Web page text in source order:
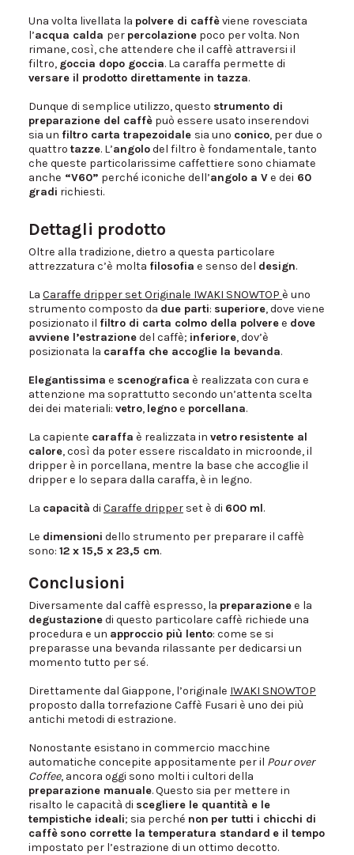
Una volta livellata la polvere di caffèviene rovesciata
l’acqua calda per percolazione poco per volta. Non
rimane, così, che attendere che il caffè attraversi il
filtro, goccia dopo goccia. La caraffa permette di
versare il prodotto direttamente in tazza.
Dunque di semplice utilizzo, questo strumento di
preparazione del caffè può essere usato inserendovi
sia un filtro carta trapezoidale sia uno conico, per due o
quattro tazze. L’angolodel filtro è fondamentale, tanto
che queste particolarissime caffettiere sono chiamate
anche “V60” perché iconiche dell’angolo a Ve dei 60
gradi richiesti.
Dettagli prodotto
Oltre alla tradizione, dietro a questa particolare
attrezzatura c’è molta filosofia e senso del design.
La Caraffe dripper set Originale IWAKI SNOWTOP è uno
strumento composto da due parti: superiore, dove viene
posizionato il filtro di carta colmo della polveree dove
avviene l’estrazionedel caffè; inferiore, dov’è
posizionata la caraffa che accoglie la bevanda.
Elegantissima e scenografica è realizzata con cura e
attenzione ma soprattutto secondo un’attenta scelta
dei dei materiali: vetro, legnoe porcellana.
La capiente caraffa è realizzata in vetro resistente al
calore, così da poter essere riscaldato in microonde, il
dripper è in porcellana, mentre la base che accoglie il
dripper e lo separa dalla caraffa, è in legno.
La capacità di Caraffe dripper set è di 600 ml.
Le dimensioni dello strumento per preparare il caffè
sono: 12 x 15,5 x 23,5 cm.
Conclusioni
Diversamente dal caffè espresso, la preparazionee la
degustazionedi questo particolare caffè richiede una
procedura e un approccio più lento: come se si
preparasse una bevanda rilassante per dedicarsi un
momento tutto per sé.
Direttamente dal Giappone, l’originale IWAKI SNOWTOP
proposto dalla torrefazione Caffè Fusari è uno dei più
antichi metodi di estrazione.
Nonostante esistano in commercio macchine
automatiche concepite appositamente per il Pour over
Coffee, ancora oggi sono molti i cultori della
preparazione manuale. Questo sia per mettere in
risalto le capacità di scegliere le quantità e le
tempistiche ideali; sia perché non per tutti i chicchi di
caffè sono corrette la temperatura standard e il tempo
impostato per l’estrazione di un ottimo decotto.